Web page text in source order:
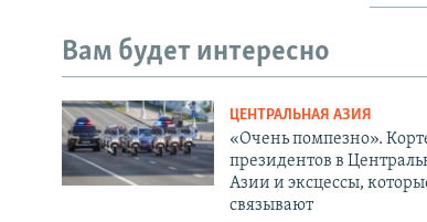
Вам будет интересно
ЦЕНТРАЛЬНАЯ АЗИЯ
«Очень помпезно».
президентов в
Азии и эксцессы,
связывают